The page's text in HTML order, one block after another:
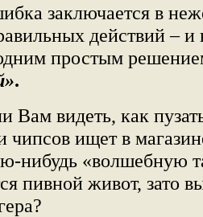
заключается в
действий – и
простым
.
Вам видеть, как
чипсов ищет в
нибудь «волшебную
пивной живот, зато